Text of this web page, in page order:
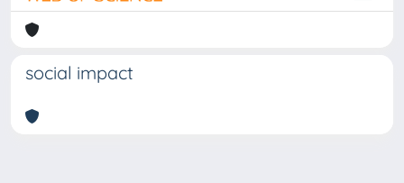
social impact